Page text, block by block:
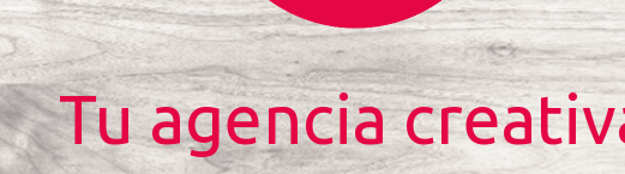
Tu agencia